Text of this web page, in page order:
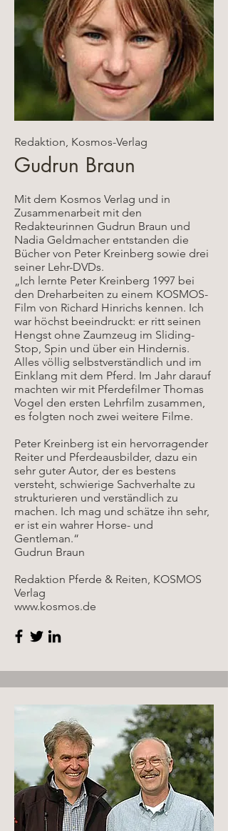
Redaktion, Kosmos-Verlag
Gudrun Braun
Mit dem Kosmos Verlag und in
Zusammenarbeit mit den
Redakteurinnen Gudrun Braun und
Nadia Geldmacher entstanden die
Bücher von Peter Kreinberg sowie drei
seiner Lehr-DVDs.
„Ich lernte Peter Kreinberg 1997 bei
den Dreharbeiten zu einem KOSMOS-
Film von Richard Hinrichs kennen. Ich
war höchst beeindruckt: er ritt seinen
Hengst ohne Zaumzeug im Sliding-
Stop, Spin und über ein Hindernis.
Alles völlig selbstverständlich und im
Einklang mit dem Pferd. Im Jahr darauf
machten wir mit Pferdefilmer Thomas
Vogel den ersten Lehrfilm zusammen,
es folgten noch zwei weitere Filme.
Peter Kreinberg ist ein hervorragender
Reiter und Pferdeausbilder, dazu ein
sehr guter Autor, der es bestens
versteht, schwierige Sachverhalte zu
strukturieren und verständlich zu
machen. Ich mag und schätze ihn sehr,
er ist ein wahrer Horse- und
Gentleman.“
Gudrun Braun
Redaktion Pferde & Reiten, KOSMOS
Verlag
www.kosmos.de